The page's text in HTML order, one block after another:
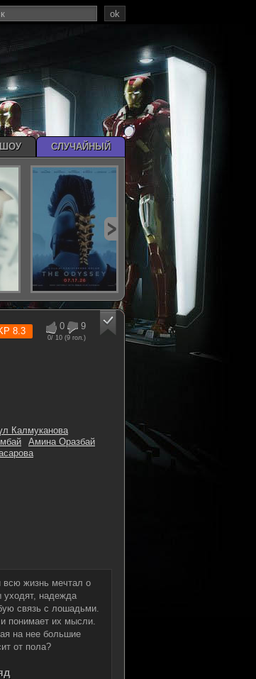
0 9
0/ 10 (9 гол.)
8.3
Калмуканова
Амина Оразбай
всю жизнь мечтал о
надежда
связь с лошадьми.
понимает их мысли.
на нее большие
от пола?
ok
ШОУ СЛУЧАЙНЫЙ